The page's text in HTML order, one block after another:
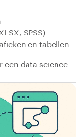
SPSS)
en tabellen
een data science-